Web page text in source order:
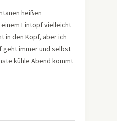
heißen
Eintopf vielleicht
in den Kopf, aber ich
geht immer und selbst
kühle Abend kommt